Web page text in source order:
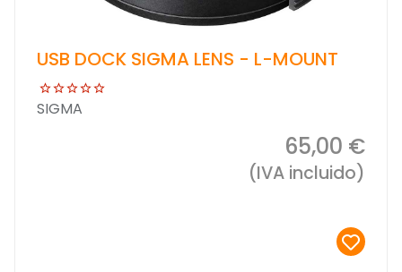
USB DOCK SIGMA LENS - L-MOUNT
SIGMA
65,00 €
(IVA incluido)